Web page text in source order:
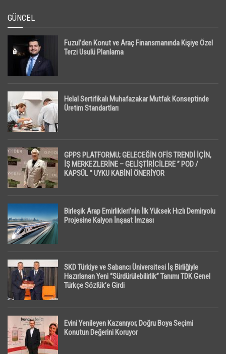
GÜNCEL
Fuzul’den Konut ve Araç Finansmanında Kişiye Özel
Terzi Usulü Planlama
Helal Sertifikalı Muhafazakar Mutfak Konseptinde
Üretim Standartları
GPPS PLATFORMU; GELECEĞİN OFİS TRENDİ İÇİN,
İŞ MERKEZLERİNE – GELİŞTİRİCİLERE ” POD /
KAPSÜL ” UYKU KABİNİ ÖNERİYOR
Birleşik Arap Emirlikleri’nin İlk Yüksek Hızlı Demiryolu
Projesine Kalyon İnşaat İmzası
SKD Türkiye ve Sabancı Üniversitesi İş Birliğiyle
Hazırlanan Yeni “Sürdürülebilirlik” Tanımı TDK Genel
Türkçe Sözlük’e Girdi
Evini Yenileyen Kazanıyor, Doğru Boya Seçimi
Konutun Değerini Koruyor